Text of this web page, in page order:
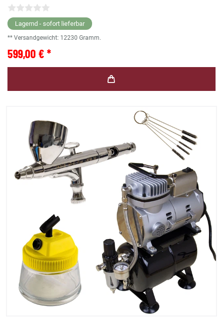
Lagernd - sofort lieferbar
** Versandgewicht: 12230 Gramm.
599,00 € *